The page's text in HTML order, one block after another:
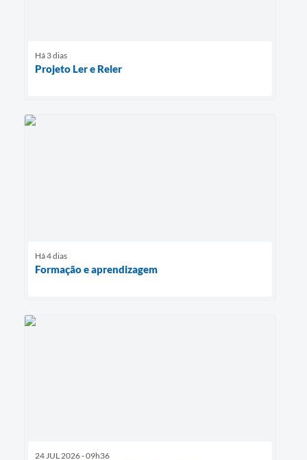
Há 3 dias
Projeto Ler e Reler
Há 4 dias
Formação e aprendizagem
24 JUL 2026 - 09h36